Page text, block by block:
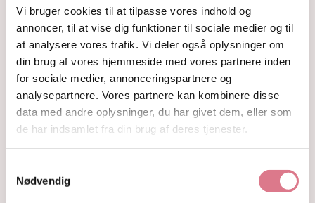
Vi bruger cookies til at tilpasse vores indhold og
annoncer, til at vise dig funktioner til sociale medier og til
at analysere vores trafik. Vi deler også oplysninger om
din brug af vores hjemmeside med vores partnere inden
for sociale medier, annonceringspartnere og
analysepartnere. Vores partnere kan kombinere disse
data med andre oplysninger, du har givet dem, eller som
de har indsamlet fra din brug af deres tjenester.
Nødvendig
Kugler
Hjerter
Fyrfadsholdere
Krystaller opdelt efter farve
Hvide og farveløse krystaller
Lilla og lavendel krystaller
Blå og indigo krystaller
Grønne krystaller
Pink og fersken krystaller
Gule og guld krystaller
Sorte, brune og grå krystaller